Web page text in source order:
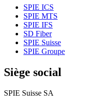
SPIE ICS
SPIE MTS
SPIE IFS
SD Fiber
SPIE Suisse
SPIE Groupe
Siège social
SPIE Suisse SA